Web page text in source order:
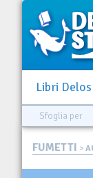
Libri
Sfoglia per
FUMETTI >